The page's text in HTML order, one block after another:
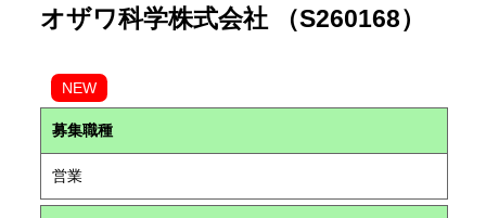
オザワ科学株式会社 （S260168）
NEW
募集職種
営業